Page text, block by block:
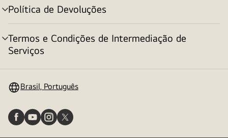
Política de Devoluções
alternar
menu
Termos e Condições de Intermediação de
Serviços
alternar
Brasil, Português